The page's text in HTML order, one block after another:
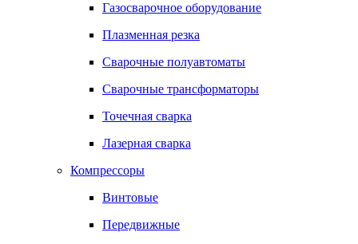
Газосварочное оборудование
Плазменная резка
Сварочные полуавтоматы
Сварочные трансформаторы
Точечная сварка
Лазерная сварка
Компрессоры
Винтовые
Передвижные